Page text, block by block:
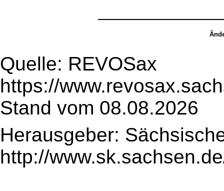
Quelle: REVOSax
https://
Stand vom 08.08.2026
Herausgeber:
http://